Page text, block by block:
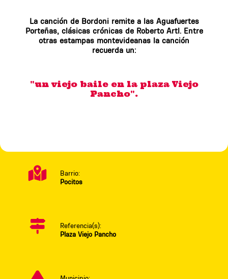
La canción de Bordoni remite a las Aguafuertes
Porteñas, clásicas crónicas de Roberto Artl. Entre
otras estampas montevideanas la canción
recuerda un:
"un viejo baile en la plaza Viejo
Pancho".
Barrio:
Pocitos
Referencia(s):
Plaza Viejo Pancho